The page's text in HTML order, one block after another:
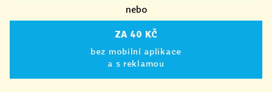
nebo
ZA 40 KČ
bez mobilní aplikace
a s reklamou